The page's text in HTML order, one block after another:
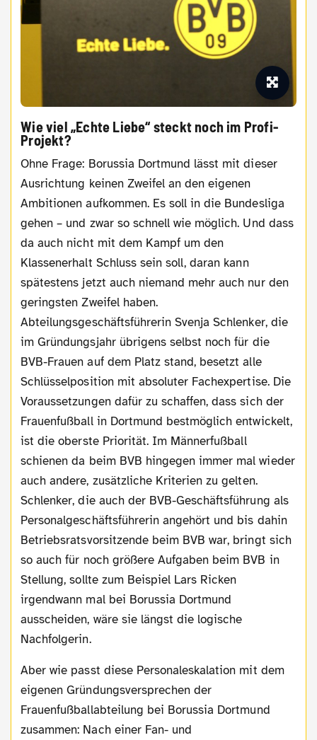
Wie viel „Echte Liebe“ steckt noch im Profi-
Projekt?
Ohne Frage: Borussia Dortmund lässt mit dieser
Ausrichtung keinen Zweifel an den eigenen
Ambitionen aufkommen. Es soll in die Bundesliga
gehen – und zwar so schnell wie möglich. Und dass
da auch nicht mit dem Kampf um den
Klassenerhalt Schluss sein soll, daran kann
spätestens jetzt auch niemand mehr auch nur den
geringsten Zweifel haben.
Abteilungsgeschäftsführerin Svenja Schlenker, die
im Gründungsjahr übrigens selbst noch für die
BVB-Frauen auf dem Platz stand, besetzt alle
Schlüsselposition mit absoluter Fachexpertise. Die
Voraussetzungen dafür zu schaffen, dass sich der
Frauenfußball in Dortmund bestmöglich entwickelt,
ist die oberste Priorität. Im Männerfußball
schienen da beim BVB hingegen immer mal wieder
auch andere, zusätzliche Kriterien zu gelten.
Schlenker, die auch der BVB-Geschäftsführung als
Personalgeschäftsführerin angehört und bis dahin
Betriebsratsvorsitzende beim BVB war, bringt sich
so auch für noch größere Aufgaben beim BVB in
Stellung, sollte zum Beispiel Lars Ricken
irgendwann mal bei Borussia Dortmund
ausscheiden, wäre sie längst die logische
Nachfolgerin.
Aber wie passt diese Personaleskalation mit dem
eigenen Gründungsversprechen der
Frauenfußballabteilung bei Borussia Dortmund
zusammen: Nach einer Fan- und